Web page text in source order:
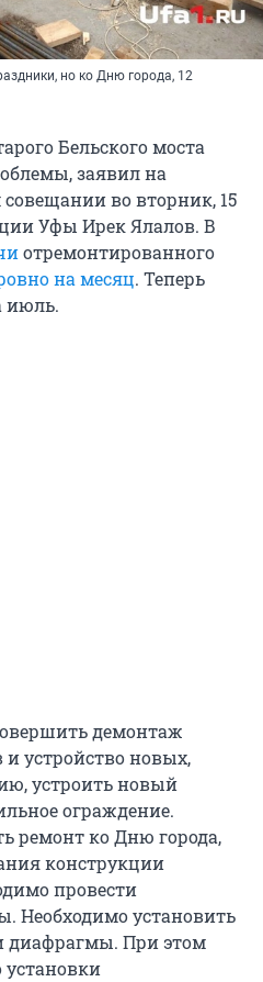
но ко Дню города, 12
Бельского моста
заявил на
во вторник, 15
Уфы Ирек Ялалов. В
отремонтированного
на месяц. Теперь
июль.
демонтаж
устройство новых,
устроить новый
ограждение.
ремонт ко Дню города,
конструкции
провести
Необходимо установить
диафрагмы. При этом